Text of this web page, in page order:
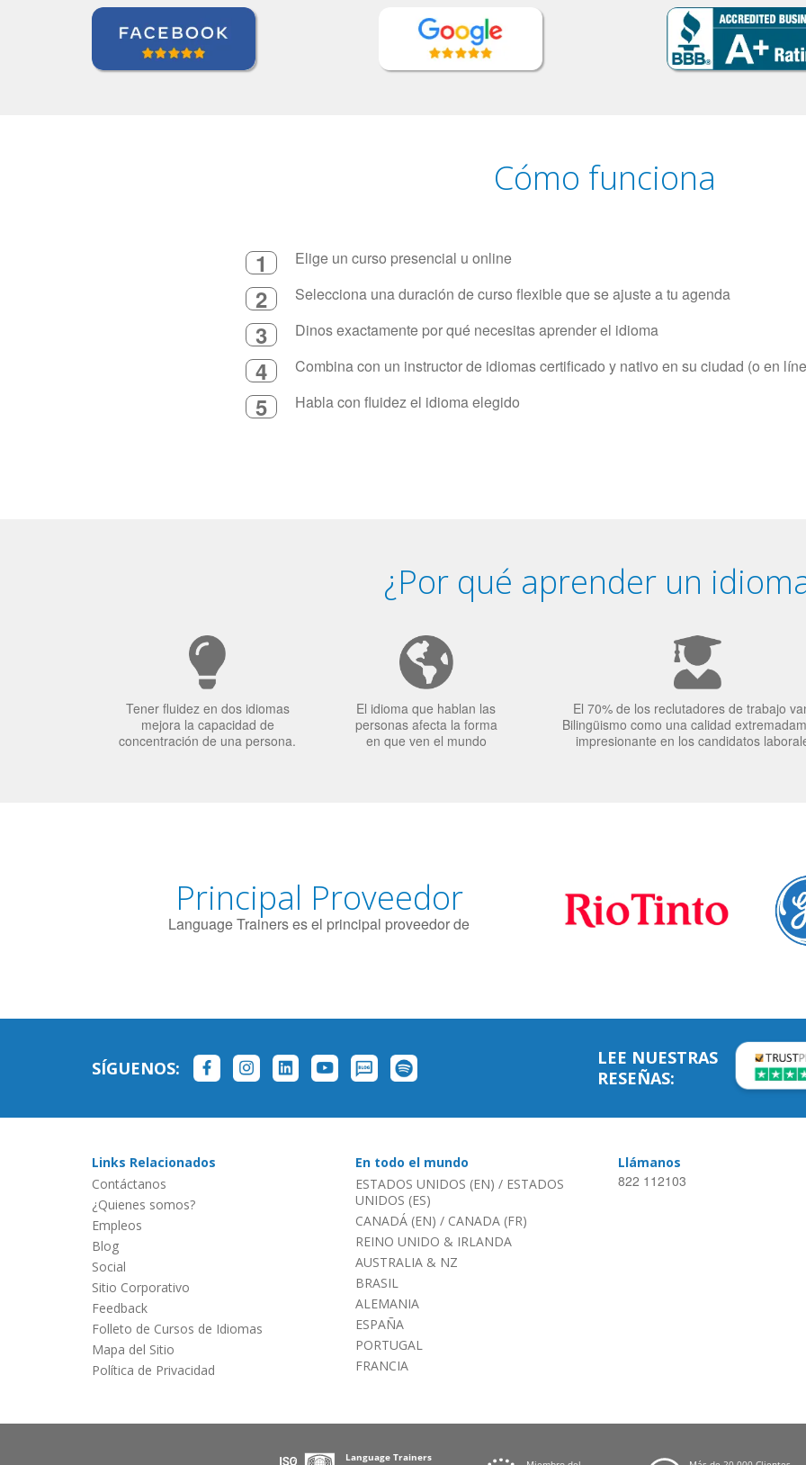
Cómo funciona
1 Elige un curso presencial u online
2 Selecciona una duración de curso flexible que se ajuste a tu agenda
3 Dinos exactamente por qué necesitas aprender el idioma
4 Combina con un instructor de idiomas certificado y nativo en su ciudad (o en
5 Habla con fluidez el idioma elegido
¿Por qué aprender un
Tener fluidez en dos idiomas
mejora la capacidad de
concentración de una persona.
El idioma que hablan las
personas afecta la forma
en que ven el mundo
El 70% de los reclutadores de trabajo
Bilingüismo como una calidad
impresionante en los candidatos
Principal Proveedor
Language Trainers es el principal proveedor de
SÍGUENOS:
LEE NUESTRAS
RESEÑAS:
Links Relacionados
Contáctanos
¿Quienes somos?
Empleos
Blog
Social
Sitio Corporativo
Feedback
Folleto de Cursos de Idiomas
Mapa del Sitio
Política de Privacidad
En todo el mundo
ESTADOS UNIDOS (EN) / ESTADOS
UNIDOS (ES)
CANADÁ (EN) / CANADA (FR)
REINO UNIDO & IRLANDA
AUSTRALIA & NZ
BRASIL
ALEMANIA
ESPAÑA
PORTUGAL
FRANCIA
Llámanos
822 112103